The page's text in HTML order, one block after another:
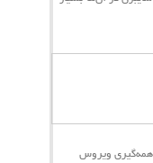
همه‌گیری ویروس